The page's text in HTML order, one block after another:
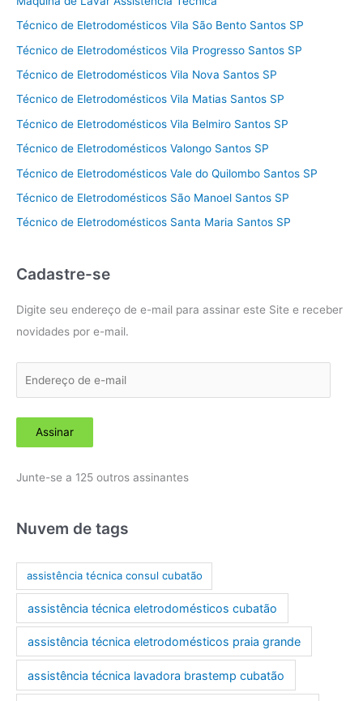
Técnico de Eletrodomésticos Vila São Bento Santos SP
Técnico de Eletrodomésticos Vila Progresso Santos SP
Técnico de Eletrodomésticos Vila Nova Santos SP
Técnico de Eletrodomésticos Vila Matias Santos SP
Técnico de Eletrodomésticos Vila Belmiro Santos SP
Técnico de Eletrodomésticos Valongo Santos SP
Técnico de Eletrodomésticos Vale do Quilombo Santos SP
Técnico de Eletrodomésticos São Manoel Santos SP
Técnico de Eletrodomésticos Santa Maria Santos SP
Cadastre-se
Digite seu endereço de e-mail para assinar este Site e receber
novidades por e-mail.
d
e
o
e
a
Assinar
Junte-se a 125 outros assinantes
Nuvem de tags
assistência técnica consul cubatão
assistência técnica eletrodomésticos cubatão
assistência técnica eletrodomésticos praia grande
assistência técnica lavadora brastemp cubatão